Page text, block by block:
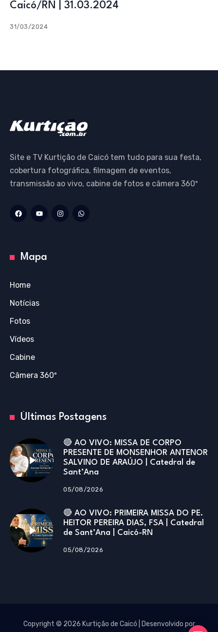
Caicó/RN | 31.03.2024
31/03/2024
Site e TV Kurtição de Caicó tem tudo para sua festa,
cobertura fotográfica, filmagem de eventos,
transmissão ao vivo, cabine de fotos e câmera 360º
Mapa
Home
Notícias
Fotos
Vídeos
Cabine
Câmera 360º
Últimas Postagens
🔴 AO VIVO: MISSA DE CORPO
PRESENTE DE MONSENHOR ANTENOR
SALVINO DE ARAÚJO | Catedral de
Sant’Ana
05/08/2026
🔴 AO VIVO: PRIMEIRA MISSA DO PE.
HEITOR PEREIRA DIAS, FSA | Catedral
de Sant’Ana | Caicó-RN
05/08/2026
Copyright © 2026 Kurtição de Caicó | Desenvolvido por